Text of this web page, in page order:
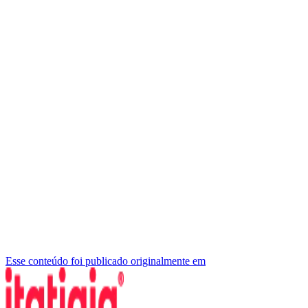
Esse conteúdo foi publicado originalmente em